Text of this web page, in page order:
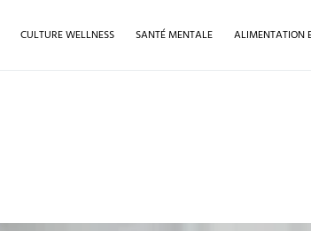
CULTURE WELLNESS SANTÉ MENTALE ALIMENTATION